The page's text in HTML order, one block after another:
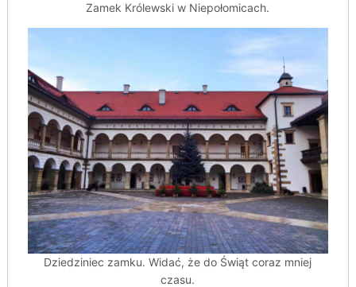
Zamek Królewski w Niepołomicach.
Dziedziniec zamku. Widać, że do Świąt coraz mniej
czasu.